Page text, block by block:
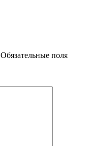
Обязательные поля